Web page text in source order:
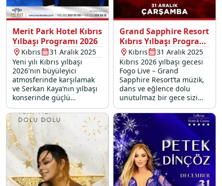
Merit Park Hotel Kıbrıs
Yılbaşı Programı 2026
Kıbrıs
31 Aralık 2025
Yeni yılı Kıbrıs yılbaşı
2026'nın büyüleyici
atmosferinde karşılamak
ve Serkan Kaya’nın yılbaşı
konserinde güçlü
yorumuyla unutulmaz
anılar biriktirmek için
yerinizi şimdiden ayırtın!
Grand Sapphire Resort
Kıbrıs Yılbaşı Programı
2026Kıbrıs
31 Aralık 2025
Kıbrıs 2026 yılbaşı gecesi
Fogo Live – Grand
Sapphire Resort’ta müzik,
dans ve eğlence dolu
unutulmaz bir gece sizi
bekliyor!